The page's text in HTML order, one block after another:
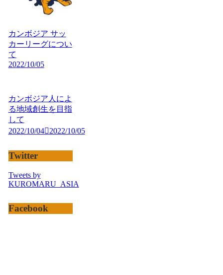
カンボジア サッ
カーリーグについ
て
2022/10/05
カンボジア人によ
る地域創生を目指
して
2022/10/04
2022/10/05
Twitter
Tweets by
KUROMARU_ASIA
Facebook